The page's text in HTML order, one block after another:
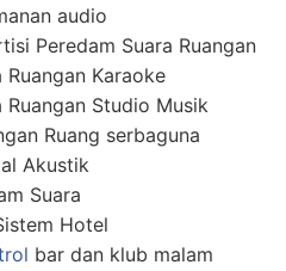
audio
Peredam Suara Ruangan
Karaoke
Ruangan Studio Musik
Ruang serbaguna
Akustik
Suara
Hotel
bar dan klub malam